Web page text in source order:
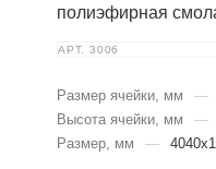
полиэфирная
АРТ. 3006
Размер ячейки, мм —
Высота ячейки, мм
—
Размер, мм
—